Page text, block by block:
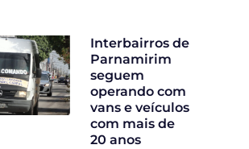
Interbairros de
Parnamirim
seguem
operando com
vans e veículos
com mais de
20 anos